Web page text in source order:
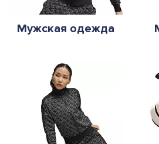
Мужская одежда